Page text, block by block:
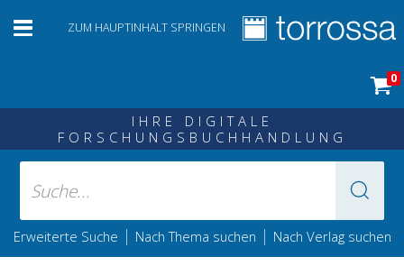
ZUM HAUPTINHALT SPRINGEN
0
IHRE DIGITALE
FORSCHUNGSBUCHHANDLUNG
Erweiterte Suche | Nach Thema suchen | Nach Verlag suchen